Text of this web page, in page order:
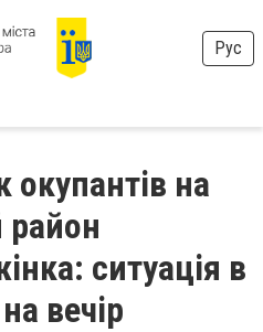
Рус
окупантів на
район
ситуація в
вечір